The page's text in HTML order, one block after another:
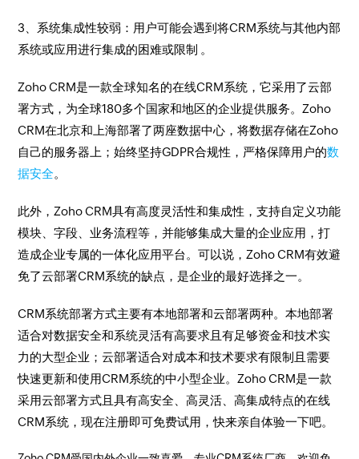
3、系统集成性较弱：用户可能会遇到将CRM系统与其他内部
系统或应用进行集成的困难或限制 。
Zoho CRM是一款全球知名的在线CRM系统，它采用了云部
署方式，为全球180多个国家和地区的企业提供服务。Zoho
CRM在北京和上海部署了两座数据中心，将数据存储在Zoho
自己的服务器上；始终坚持GDPR合规性，严格保障用户的数
据安全。
此外，Zoho CRM具有高度灵活性和集成性，支持自定义功能
模块、字段、业务流程等，并能够集成大量的企业应用，打
造成企业专属的一体化应用平台。可以说，Zoho CRM有效避
免了云部署CRM系统的缺点，是企业的最好选择之一。
CRM系统部署方式主要有本地部署和云部署两种。本地部署
适合对数据安全和系统灵活有高要求且有足够资金和技术实
力的大型企业；云部署适合对成本和技术要求有限制且需要
快速更新和使用CRM系统的中小型企业。Zoho CRM是一款
采用云部署方式且具有高安全、高灵活、高集成特点的在线
CRM系统，现在注册即可免费试用，快来亲自体验一下吧。